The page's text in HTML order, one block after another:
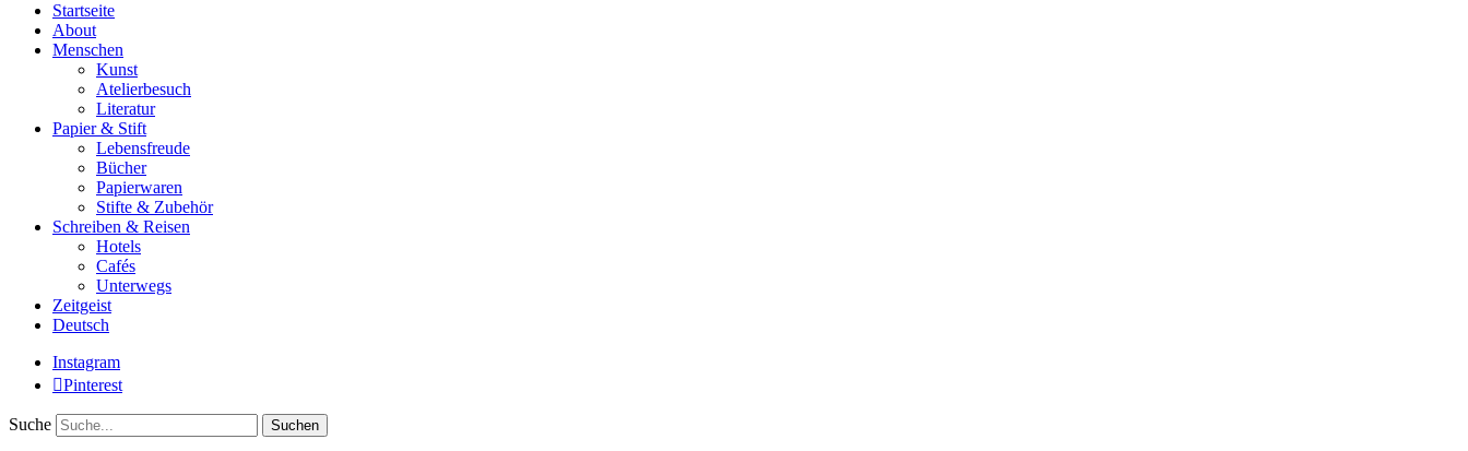
Startseite
About
Menschen
Kunst
Atelierbesuch
Literatur
Papier & Stift
Lebensfreude
Bücher
Papierwaren
Stifte & Zubehör
Schreiben & Reisen
Hotels
Cafés
Unterwegs
Zeitgeist
Deutsch
Instagram
Pinterest
Suche